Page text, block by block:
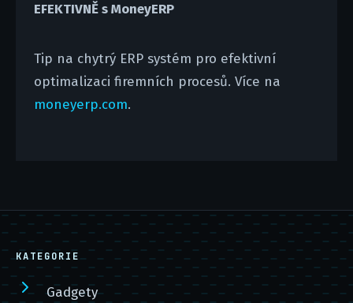
EFEKTIVNĚ s MoneyERP
Tip na chytrý ERP systém pro efektivní
optimalizaci firemních procesů. Více na
moneyerp.com.
KATEGORIE
Gadgety